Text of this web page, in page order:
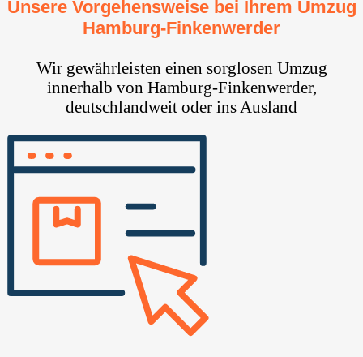
Unsere Vorgehensweise bei Ihrem Umzug
Hamburg-Finkenwerder
Wir gewährleisten einen sorglosen Umzug
innerhalb von Hamburg-Finkenwerder,
deutschlandweit oder ins Ausland